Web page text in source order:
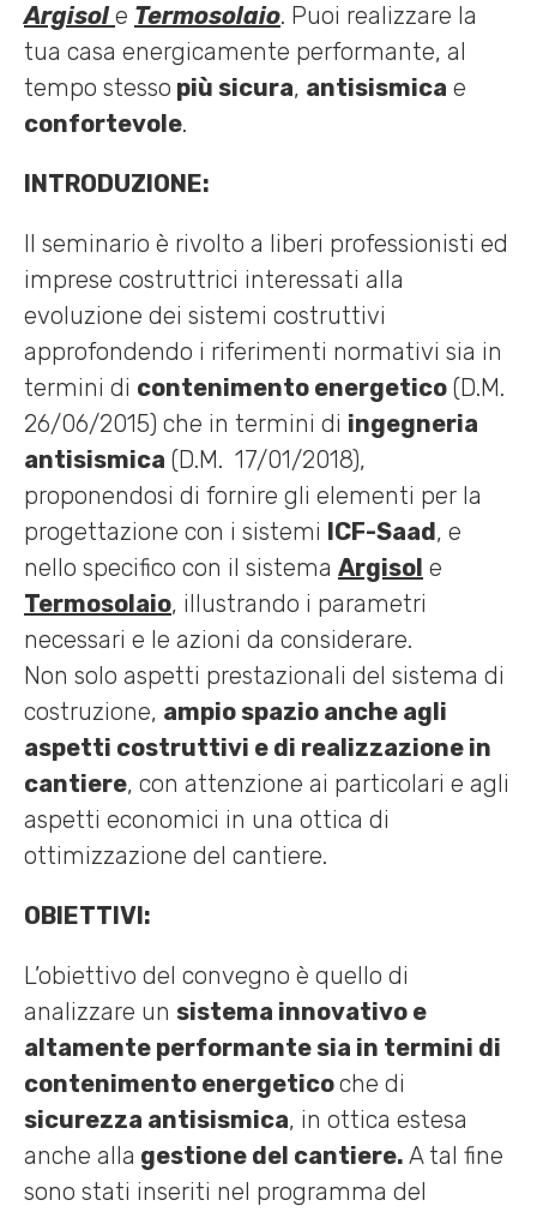
Argisol e Termosolaio. Puoi realizzare la
tua casa energicamente performante, al
tempo stesso più sicura, antisismica e
confortevole.
INTRODUZIONE:
Il seminario è rivolto a liberi professionisti ed
imprese costruttrici interessati alla
evoluzione dei sistemi costruttivi
approfondendo i riferimenti normativi sia in
termini di contenimento energetico (D.M.
26/06/2015) che in termini di ingegneria
antisismica (D.M. 17/01/2018),
proponendosi di fornire gli elementi per la
progettazione con i sistemi ICF-Saad, e
nello specifico con il sistema Argisol e
Termosolaio, illustrando i parametri
necessari e le azioni da considerare.
Non solo aspetti prestazionali del sistema di
costruzione, ampio spazio anche agli
aspetti costruttivi e di realizzazione in
cantiere, con attenzione ai particolari e agli
aspetti economici in una ottica di
ottimizzazione del cantiere.
OBIETTIVI:
L’obiettivo del convegno è quello di
analizzare un sistema innovativo e
altamente performante sia in termini di
contenimento energeticoche di
sicurezza antisismica, in ottica estesa
anche alla gestione del cantiere. A tal fine
sono stati inseriti nel programma del